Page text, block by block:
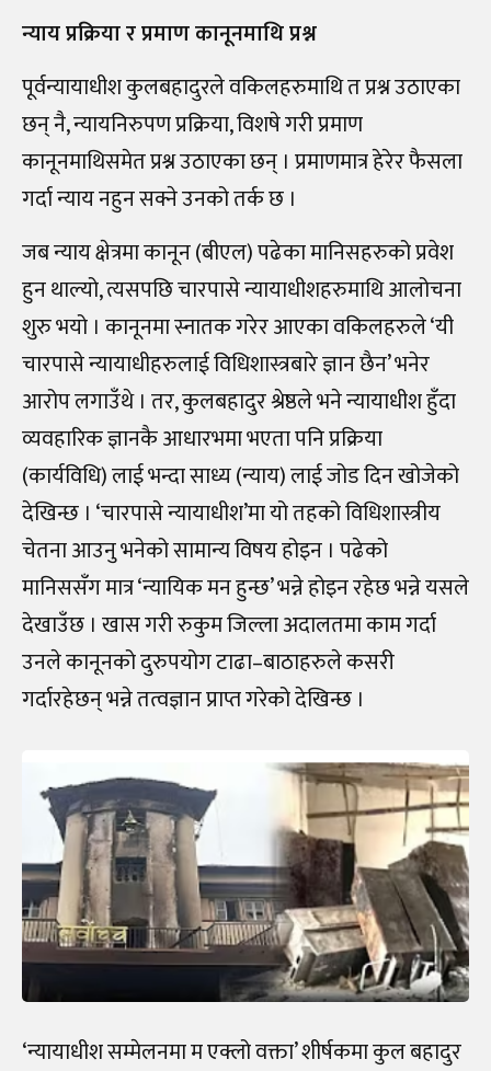
न्याय प्रक्रिया र प्रमाण कानूनमाथि प्रश्न
पूर्वन्यायाधीश कुलबहादुरले वकिलहरुमाथि त प्रश्न उठाएका
छन् नै, न्यायनिरुपण प्रक्रिया, विशषे गरी प्रमाण
कानूनमाथिसमेत प्रश्न उठाएका छन् । प्रमाणमात्र हेरेर फैसला
गर्दा न्याय नहुन सक्ने उनको तर्क छ ।
जब न्याय क्षेत्रमा कानून (बीएल) पढेका मानिसहरुको प्रवेश
हुन थाल्यो, त्यसपछि चारपासे न्यायाधीशहरुमाथि आलोचना
शुरु भयो । कानूनमा स्नातक गरेर आएका वकिलहरुले ‘यी
चारपासे न्यायाधीहरुलाई विधिशास्त्रबारे ज्ञान छैन’ भनेर
आरोप लगाउँथे । तर, कुलबहादुर श्रेष्ठले भने न्यायाधीश हुँदा
व्यवहारिक ज्ञानकै आधारभमा भएता पनि प्रक्रिया
(कार्यविधि) लाई भन्दा साध्य (न्याय) लाई जोड दिन खोजेको
देखिन्छ । ‘चारपासे न्यायाधीश’मा यो तहको विधिशास्त्रीय
चेतना आउनु भनेको सामान्य विषय होइन । पढेको
मानिससँग मात्र ‘न्यायिक मन हुन्छ’ भन्ने होइन रहेछ भन्ने यसले
देखाउँछ । खास गरी रुकुम जिल्ला अदालतमा काम गर्दा
उनले कानूनको दुरुपयोग टाढा–बाठाहरुले कसरी
गर्दारहेछन् भन्ने तत्वज्ञान प्राप्त गरेको देखिन्छ ।
‘न्यायाधीश सम्मेलनमा म एक्लो वक्ता’ शीर्षकमा कुल बहादुर